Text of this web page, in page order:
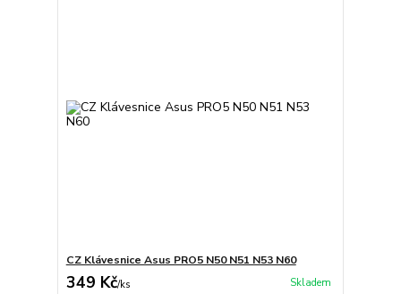
CZ Klávesnice Asus PRO5 N50 N51 N53 N60
349 Kč/ks Skladem